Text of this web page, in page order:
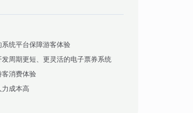
统平台保障游客体验
周期更短、更灵活的电子票券系统
客消费体验
成本高